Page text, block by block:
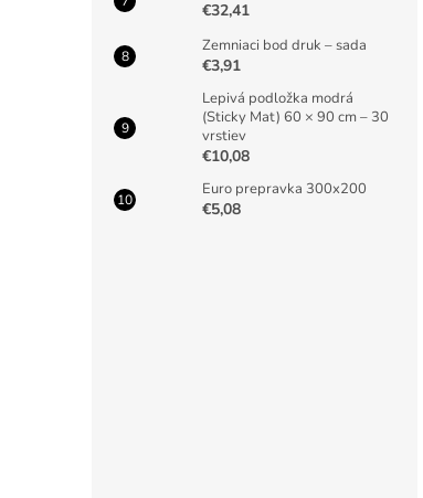
€32,41
Zemniaci bod druk – sada
€3,91
Lepivá podložka modrá
(Sticky Mat) 60 × 90 cm – 30
vrstiev
€10,08
Euro prepravka 300x200
€5,08